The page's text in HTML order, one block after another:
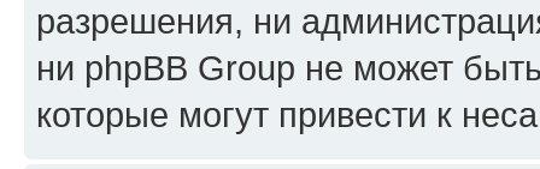
разрешения, ни
ни phpBB Group не может
которые могут привести к